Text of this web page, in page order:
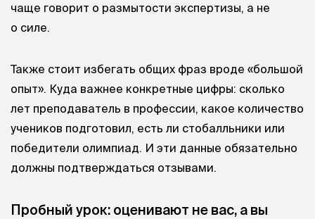
чаще говорит о размытости экспертизы, а не
о силе.
Также стоит избегать общих фраз вроде «большой
опыт». Куда важнее конкретные цифры: сколько
лет преподаватель в профессии, какое количество
учеников подготовил, есть ли стобалльники или
победители олимпиад. И эти данные обязательно
должны подтверждаться отзывами.
Пробный урок: оценивают не вас, а вы